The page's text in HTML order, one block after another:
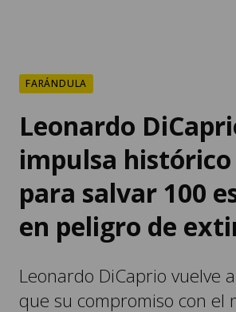
FARÁNDULA
Leonardo
impulsa
para salvar 100
en peligro de
Leonardo DiCaprio vuelve
que su compromiso con el